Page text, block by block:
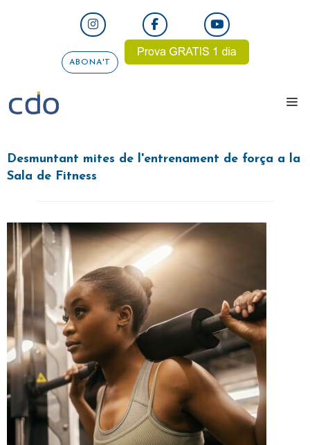
ABONA'T
Desmuntant mites de l'entrenament de força a la
Sala de Fitness